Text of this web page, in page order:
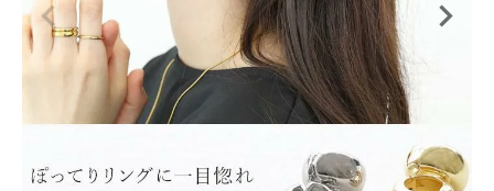
ログイン 会員登録